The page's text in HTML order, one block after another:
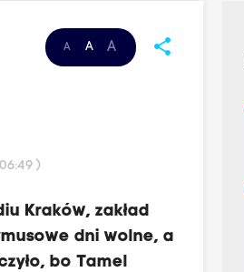
A A A share
)
Kraków, zakład
dni wolne, a
bo Tamel